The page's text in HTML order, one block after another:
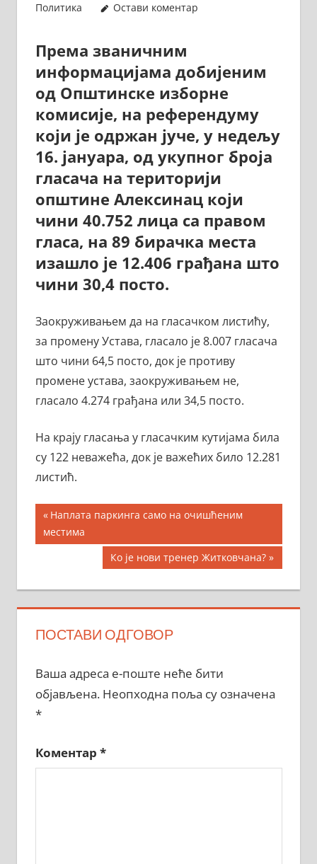
Политика
Остави коментар
Према званичним
информацијама добијеним
од Општинске изборне
комисије, на референдуму
који је одржан јуче, у недељу
16. јануара, од укупног броја
гласача на територији
општине Алексинац који
чини 40.752 лица са правом
гласа, на 89 бирачка места
изашло је 12.406 грађана што
чини 30,4 посто.
Заокруживањем да на гласачком листићу,
за промену Устава, гласало је 8.007 гласача
што чини 64,5 посто, док је противу
промене устава, заокруживањем не,
гласало 4.274 грађана или 34,5 посто.
На крају гласања у гласачким кутијама била
су 122 неважећа, док је важећих било 12.281
листић.
Кретање
чланка
Previous
Post:
Наплата паркинга само на очишћеним
местима
Next
Post:
Ко је нови тренер Житковчана?
ПОСТАВИ ОДГОВОР
Ваша адреса е-поште неће бити
објављена. Неопходна поља су означена
*
Коментар *